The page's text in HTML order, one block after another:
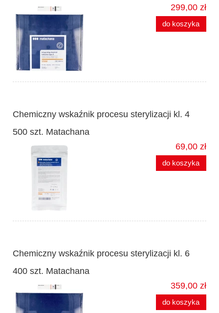
299,00 zł
do koszyka
Chemiczny wskaźnik procesu sterylizacji kl. 4
500 szt. Matachana
69,00 zł
do koszyka
Chemiczny wskaźnik procesu sterylizacji kl. 6
400 szt. Matachana
359,00 zł
do koszyka